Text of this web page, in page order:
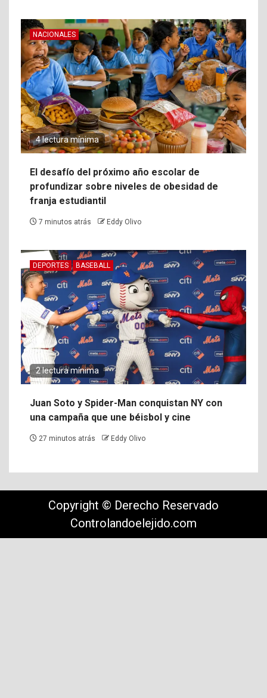
NACIONALES
4 lectura mínima
El desafío del próximo año escolar de
profundizar sobre niveles de obesidad de
franja estudiantil
7 minutos atrás Eddy Olivo
DEPORTES BASEBALL
2 lectura mínima
Juan Soto y Spider-Man conquistan NY con
una campaña que une béisbol y cine
27 minutos atrás Eddy Olivo
Copyright © Derecho Reservado
Controlandoelejido.com